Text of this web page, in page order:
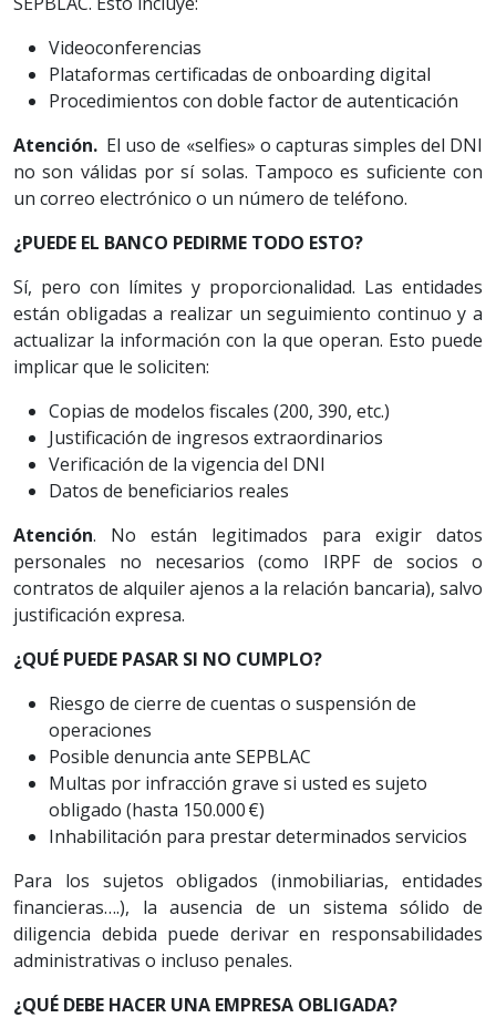
Videoconferencias
Plataformas certificadas de onboarding digital
Procedimientos con doble factor de autenticación
Atención. El uso de «selfies» o capturas simples del DNI
no son válidas por sí solas. Tampoco es suficiente con
un correo electrónico o un número de teléfono.
¿PUEDE EL BANCO PEDIRME TODO ESTO?
Sí, pero con límites y proporcionalidad. Las entidades
están obligadas a realizar un seguimiento continuo y a
actualizar la información con la que operan. Esto puede
implicar que le soliciten:
Copias de modelos fiscales (200, 390, etc.)
Justificación de ingresos extraordinarios
Verificación de la vigencia del DNI
Datos de beneficiarios reales
Atención. No están legitimados para exigir datos
personales no necesarios (como IRPF de socios o
contratos de alquiler ajenos a la relación bancaria), salvo
justificación expresa.
¿QUÉ PUEDE PASAR SI NO CUMPLO?
Riesgo de cierre de cuentas o suspensión de
operaciones
Posible denuncia ante SEPBLAC
Multas por infracción grave si usted es sujeto
obligado (hasta 150.000 €)
Inhabilitación para prestar determinados servicios
Para los sujetos obligados (inmobiliarias, entidades
financieras….), la ausencia de un sistema sólido de
diligencia debida puede derivar en responsabilidades
administrativas o incluso penales.
¿QUÉ DEBE HACER UNA EMPRESA OBLIGADA?